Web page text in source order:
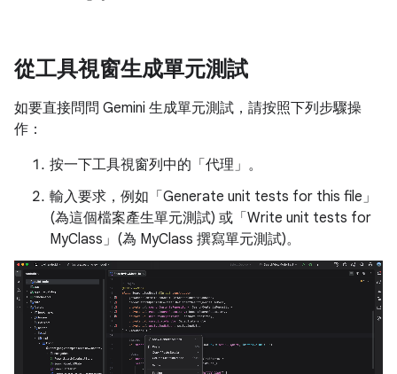
從工具視窗生成單元測試
如要直接問問 Gemini 生成單元測試，請按照下列步驟操
作：
按一下工具視窗列中的「代理」 。
輸入要求，例如「Generate unit tests for this file」
(為這個檔案產生單元測試) 或「Write unit tests for
MyClass」(為 MyClass 撰寫單元測試)。